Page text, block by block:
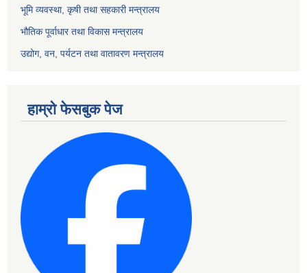
भूमि व्यवस्था, कृषी तथा सहकारी मन्त्रालय
भौतिक पूर्वाधार तथा विकास मन्त्रालय
उद्योग, वन, पर्यटन तथा वातावरण मन्त्रालय
हाम्रो फेसबुक पेज